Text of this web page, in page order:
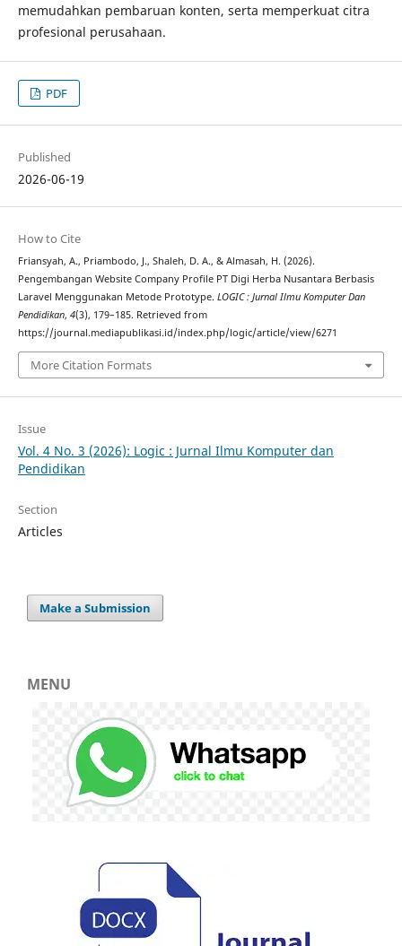
memudahkan pembaruan konten, serta memperkuat citra
profesional perusahaan.
PDF
Published
2026-06-19
How to Cite
Friansyah, A., Priambodo, J., Shaleh, D. A., & Almasah, H. (2026).
Pengembangan Website Company Profile PT Digi Herba Nusantara Berbasis
Laravel Menggunakan Metode Prototype. LOGIC : Jurnal Ilmu Komputer Dan
Pendidikan, 4(3), 179–185. Retrieved from
https://journal.mediapublikasi.id/index.php/logic/article/view/6271
More Citation Formats
Issue
Vol. 4 No. 3 (2026): Logic : Jurnal Ilmu Komputer dan
Pendidikan
Section
Articles
Make a Submission
MENU